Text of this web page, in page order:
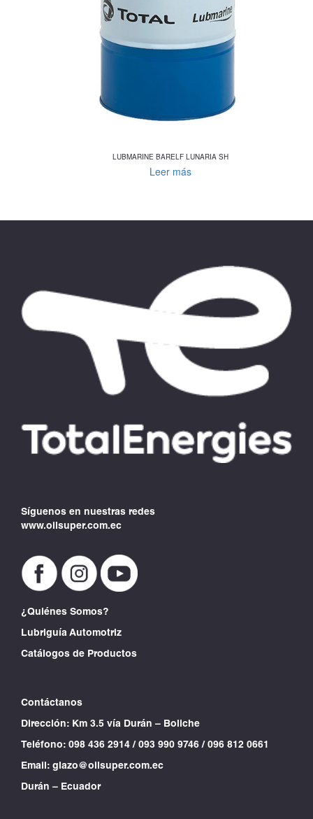
LUBMARINE BARELF LUNARIA SH
Leer más
Síguenos en nuestras redes
www.oilsuper.com.ec
¿Quiénes Somos?
Lubriguía Automotriz
Catálogos de Productos
Contáctanos
Dirección: Km 3.5 vía Durán – Boliche
Teléfono: 098 436 2914 / 093 990 9746 / 096 812 0661
Email: glazo@oilsuper.com.ec
Durán – Ecuador